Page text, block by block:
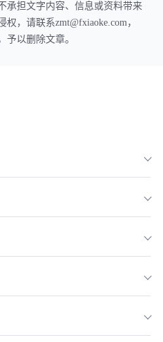
承担文字内容、信息或资料带来
，请联系zmt@fxiaoke.com，
予以删除文章。